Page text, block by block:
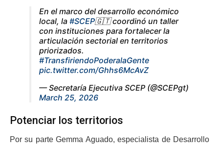
En el marco del desarrollo económico
local, la #SCEP🇬🇹 coordinó un taller
con instituciones para fortalecer la
articulación sectorial en territorios
priorizados.
#TransfiriendoPoderalaGente
pic.twitter.com/Ghhs6McAvZ
— Secretaría Ejecutiva SCEP (@SCEPgt)
March 25, 2026
Potenciar los territorios
Por su parte Gemma Aguado, especialista de Desarrollo